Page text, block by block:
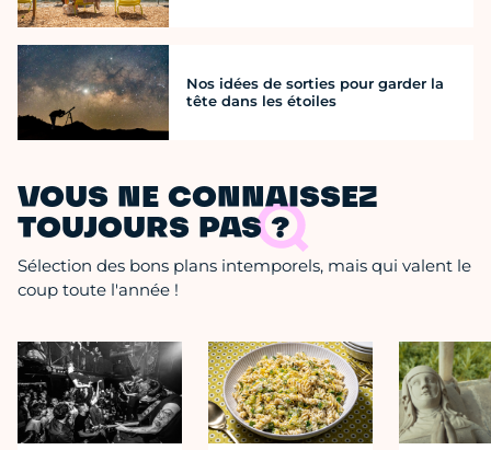
Nos idées de sorties pour garder la
tête dans les étoiles
VOUS NE CONNAISSEZ
TOUJOURS PAS ?
Sélection des bons plans intemporels, mais qui valent le
coup toute l'année !